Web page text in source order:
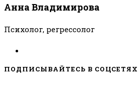
Анна Владимирова
Психолог, регрессолог
ПОДПИСЫВАЙТЕСЬ В СОЦСЕТЯХ